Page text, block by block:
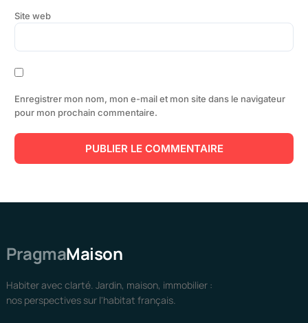
Site web
Enregistrer mon nom, mon e-mail et mon site dans le navigateur
pour mon prochain commentaire.
PragmaMaison
Habiter avec clarté. Jardin, maison, immobilier :
nos perspectives sur l'habitat français.